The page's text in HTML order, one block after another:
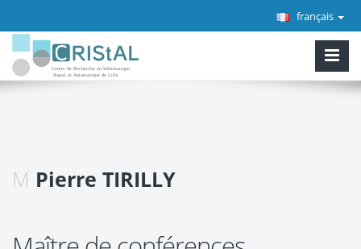
français
M Pierre TIRILLY